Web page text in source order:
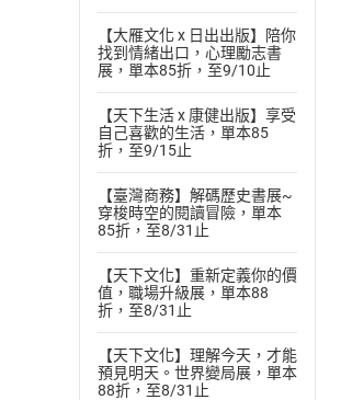
【大雁文化 x 日出出版】陪你
找到情緒出口，心理勵志書
展，單本85折，至9/10止
【天下生活 x 康健出版】享受
自己喜歡的生活，單本85
折，至9/15止
【臺灣商務】解碼歷史書展~
穿梭時空的閱讀冒險，單本
85折，至8/31止
【天下文化】重新定義你的價
值，職場升級展，單本88
折，至8/31止
【天下文化】理解今天，才能
預見明天。世界變局展，單本
88折，至8/31止